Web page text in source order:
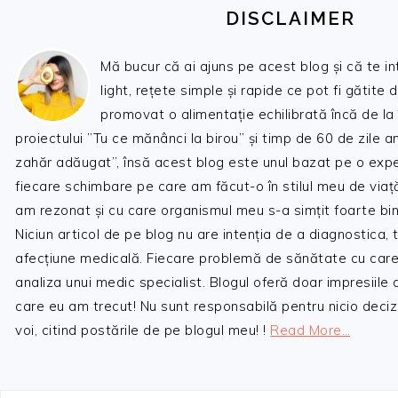
DISCLAIMER
Mă bucur că ai ajuns pe acest blog și că te
light, rețete simple și rapide ce pot fi gătite
promovat o alimentație echilibrată încă de
proiectului ”Tu ce mănânci la birou” și timp de 60 de zile
zahăr adăugat”, însă acest blog este unul bazat pe o
fiecare schimbare pe care am făcut-o în stilul meu de
am rezonat și cu care organismul meu s-a simțit foarte
Niciun articol de pe blog nu are intenția de a diagnostica,
afecțiune medicală. Fiecare problemă de sănătate cu
analiza unui medic specialist. Blogul oferă doar impresiile
care eu am trecut! Nu sunt responsabilă pentru nicio
voi, citind postările de pe blogul meu! ! Read More…